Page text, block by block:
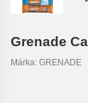
Grenade
Márka: GRENADE